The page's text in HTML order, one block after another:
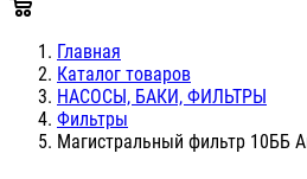
Главная
Каталог товаров
НАСОСЫ, БАКИ, ФИЛЬТРЫ
Фильтры
Магистральный фильтр 10ББ